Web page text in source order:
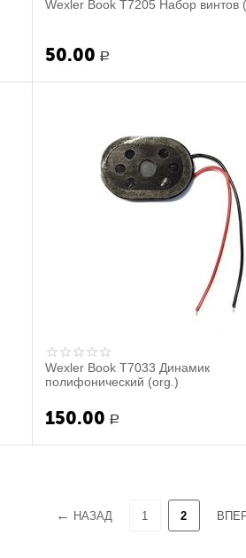
Wexler Book T7205 Набор винтов
50.00 Р
Wexler Book T7033 Динамик
полифонический (org.)
150.00 Р
НАЗАД 1 2